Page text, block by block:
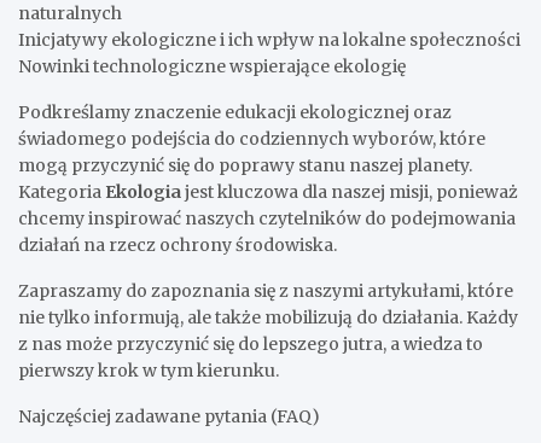
naturalnych
Inicjatywy ekologiczne i ich wpływ na lokalne społeczności
Nowinki technologiczne wspierające ekologię
Podkreślamy znaczenie edukacji ekologicznej oraz
świadomego podejścia do codziennych wyborów, które
mogą przyczynić się do poprawy stanu naszej planety.
Kategoria Ekologiajest kluczowa dla naszej misji, ponieważ
chcemy inspirować naszych czytelników do podejmowania
działań na rzecz ochrony środowiska.
Zapraszamy do zapoznania się z naszymi artykułami, które
nie tylko informują, ale także mobilizują do działania. Każdy
z nas może przyczynić się do lepszego jutra, a wiedza to
pierwszy krok w tym kierunku.
Najczęściej zadawane pytania (FAQ)